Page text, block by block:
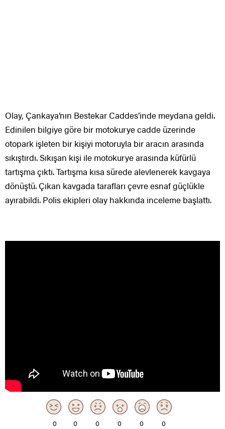
Olay, Çankaya’nın Bestekar Caddes’inde meydana geldi.
Edinilen bilgiye göre bir motokurye cadde üzerinde
otopark işleten bir kişiyi motoruyla bir aracın arasında
sıkıştırdı. Sıkışan kişi ile motokurye arasında küfürlü
tartışma çıktı. Tartışma kısa sürede alevlenerek kavgaya
dönüştü. Çıkan kavgada tarafları çevre esnaf güçlükle
ayırabildi. Polis ekipleri olay hakkında inceleme başlattı.
0 0 0 0 0 0